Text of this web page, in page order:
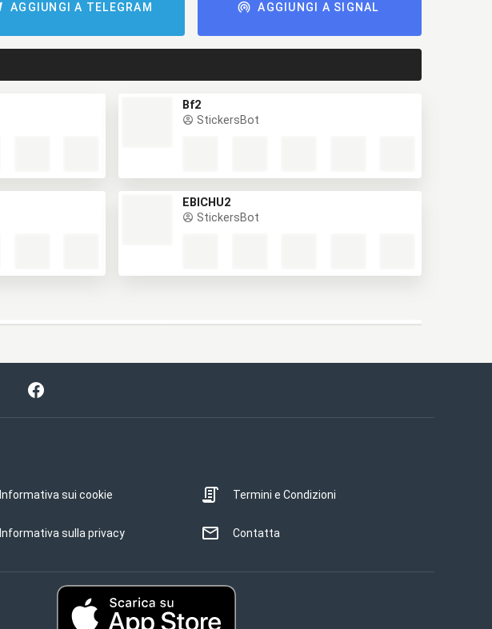
AGGIUNGI A TELEGRAM AGGIUNGI A SIGNAL
Bf2
StickersBot
EBICHU2
StickersBot
Informativa sui cookie
Informativa sulla privacy
Termini e Condizioni
Contatta